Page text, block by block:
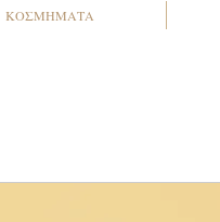
ΚΟΣΜΗΜΑΤΑ